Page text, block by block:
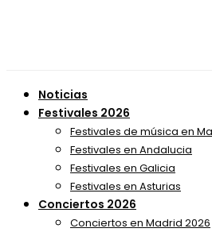
Noticias
Festivales 2026
Festivales de música en
Festivales en Andalucia
Festivales en Galicia
Festivales en Asturias
Conciertos 2026
Conciertos en Madrid 2026